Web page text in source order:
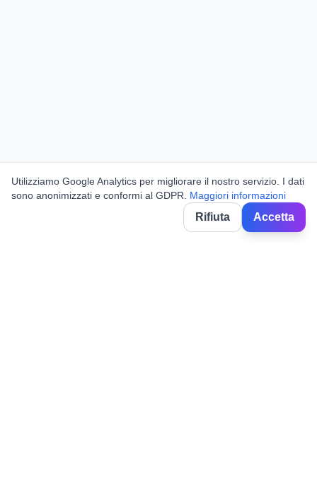
Utilizziamo Google Analytics per migliorare il nostro servizio. I dati
sono anonimizzati e conformi al GDPR.
Maggiori informazioni
Rifiuta Accetta
☆